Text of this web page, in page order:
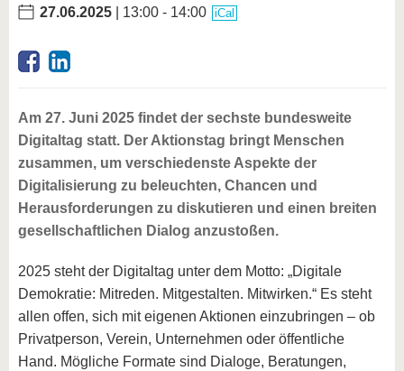
27.06.2025 | 13:00 - 14:00 iCal
Am 27. Juni 2025 findet der sechste bundesweite
Digitaltag statt. Der Aktionstag bringt Menschen
zusammen, um verschiedenste Aspekte der
Digitalisierung zu beleuchten, Chancen und
Herausforderungen zu diskutieren und einen breiten
gesellschaftlichen Dialog anzustoßen.
2025 steht der Digitaltag unter dem Motto: „Digitale
Demokratie: Mitreden. Mitgestalten. Mitwirken.“ Es steht
allen offen, sich mit eigenen Aktionen einzubringen – ob
Privatperson, Verein, Unternehmen oder öffentliche
Hand. Mögliche Formate sind Dialoge, Beratungen,